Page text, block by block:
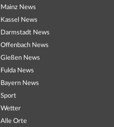
Mainz News
Kassel News
Darmstadt News
Offenbach News
Gießen News
Fulda News
Bayern News
Sport
Wetter
Alle Orte